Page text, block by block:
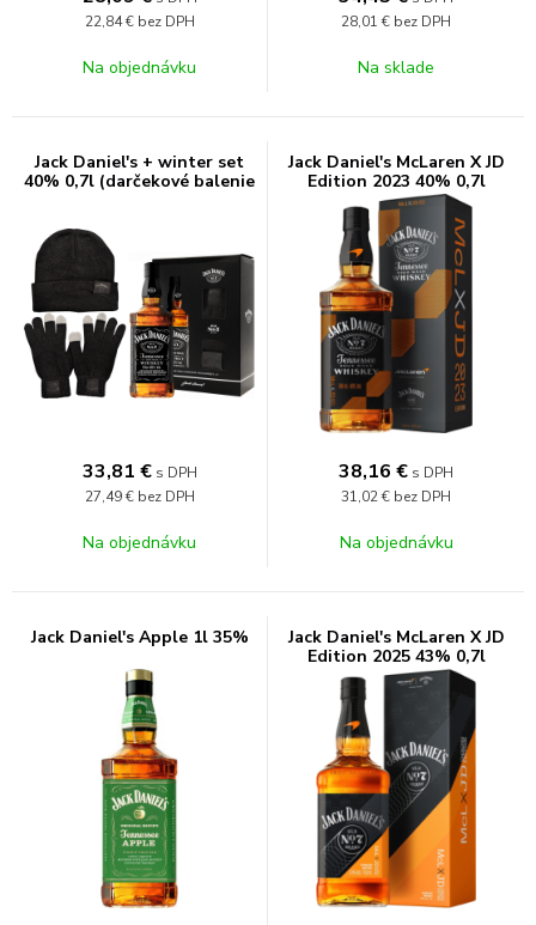
22,84 € bez DPH
Na objednávku
28,01 € bez DPH
Na sklade
Jack Daniel's + winter set
40% 0,7l (darčekové balenie
33,81 € s DPH
27,49 € bez DPH
Na objednávku
Jack Daniel's McLaren X JD
Edition 2023 40% 0,7l
38,16 € s DPH
31,02 € bez DPH
Na objednávku
Jack Daniel's Apple 1l 35%
Jack Daniel's McLaren X JD
Edition 2025 43% 0,7l